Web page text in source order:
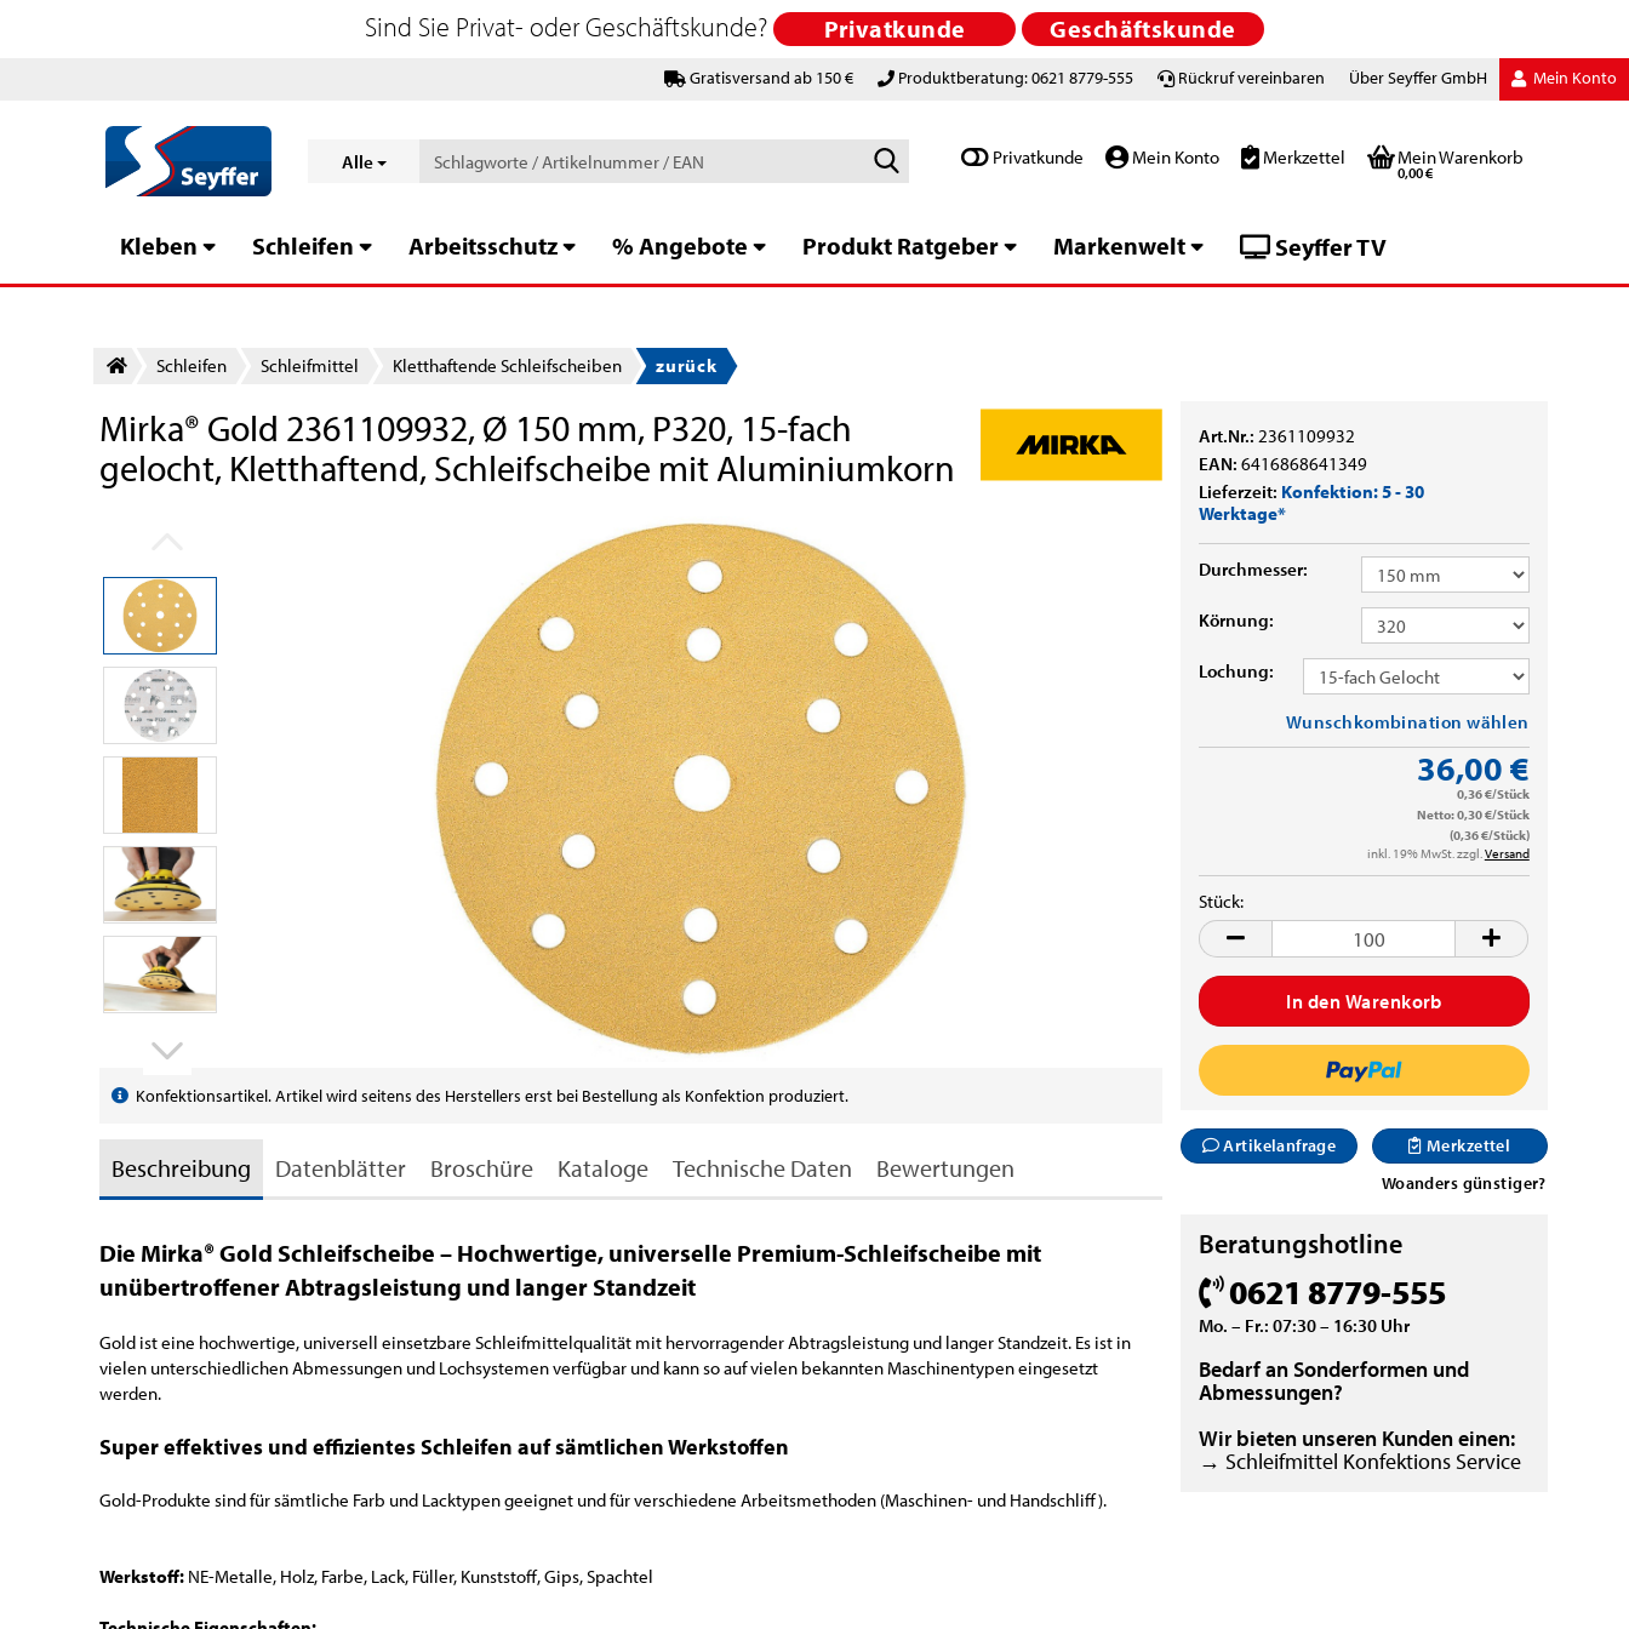
Gratisversand ab 150 € Produktberatung: 0621 8779-555 Rückruf vereinbaren Über Seyffer GmbH Mein Konto
Alle
Schlagworte
EAN
Privatkunde Mein Konto Merkzettel Mein Warenkorb
0,00 €
Sind Sie Privat- oder Geschäftskunde? Privatkunde Geschäftskunde
Kleben Schleifen Arbeitsschutz % Angebote Produkt Ratgeber Markenwelt Seyffer TV
Schleifen Schleifmittel Kletthaftende Schleifscheiben zurück
Mirka® Gold 2361109932, Ø 150 mm, P320, 15-fach
gelocht, Kletthaftend, Schleifscheibe mit Aluminiumkorn
Konfektionsartikel. Artikel wird seitens des Herstellers erst bei Bestellung als Konfektion produziert.
Art.Nr.:2361109932
EAN:6416868641349
Lieferzeit: Konfektion: 5 - 30
Werktage*
Durchmesser:
Körnung:
Lochung:
Wunschkombination wählen
36,00 €
0,36 €/Stück
Netto: 0,30 €/Stück
(0,36 €/Stück)
inkl. 19% MwSt. zzgl.Versand
Stück:
Stück
Artikelanfrage
Merkzettel
Woanders günstiger?
Beratungshotline
0621 8779-555
Mo. – Fr.: 07:30 – 16:30 Uhr
Bedarf an Sonderformen und
Abmessungen?
Wir bieten unseren Kunden einen:
→ Schleifmittel Konfektions Service
Beschreibung Datenblätter Broschüre Kataloge Technische Daten Bewertungen
Die Mirka® Gold Schleifscheibe – Hochwertige, universelle Premium-Schleifscheibe mit
unübertroffener Abtragsleistung und langer Standzeit
Gold ist eine hochwertige, universell einsetzbare Schleifmittelqualität mit hervorragender Abtragsleistung und langer Standzeit. Es ist in
vielen unterschiedlichen Abmessungen und Lochsystemen verfügbar und kann so auf vielen bekannten Maschinentypen eingesetzt
werden.
Super effektives und effizientes Schleifen auf sämtlichen Werkstoffen
Gold-Produkte sind für sämtliche Farb und Lacktypen geeignet und für verschiedene Arbeitsmethoden (Maschinen- und Handschliff).
Werkstoff: NE-Metalle, Holz, Farbe, Lack, Füller, Kunststoff, Gips, Spachtel